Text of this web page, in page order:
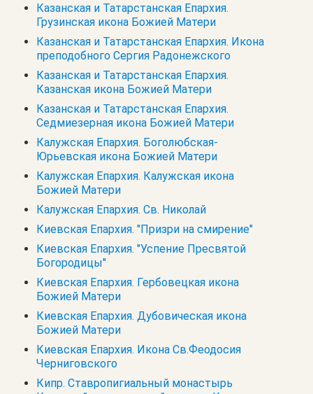
Казанская и Татарстанская Епархия.
Грузинская икона Божией Матери
Казанская и Татарстанская Епархия. Икона
преподобного Сергия Радонежского
Казанская и Татарстанская Епархия.
Казанская икона Божией Матери
Казанская и Татарстанская Епархия.
Седмиезерная икона Божией Матери
Калужская Епархия. Боголюбская-
Юрьевская икона Божией Матери
Калужская Епархия. Калужская икона
Божией Матери
Калужская Епархия. Св. Николай
Киевская Епархия. "Призри на смирение"
Киевская Епархия. "Успение Пресвятой
Богородицы"
Киевская Епархия. Гербовецкая икона
Божией Матери
Киевская Епархия. Дубовическая икона
Божией Матери
Киевская Епархия. Икона Св.Феодосия
Черниговского
Кипр. Cтавропигиальный монастырь